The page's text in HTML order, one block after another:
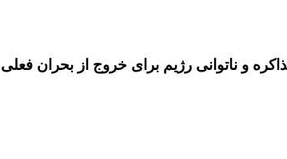
و ناتوانی رژیم برای خروج از بحران فعلی